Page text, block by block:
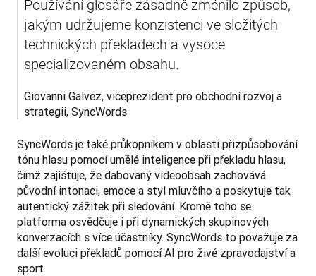
Používání glosáře zásadně změnilo způsob,
jakým udržujeme konzistenci ve složitých
technických překladech a vysoce
specializovaném obsahu.
Giovanni Galvez, viceprezident pro obchodní rozvoj a
strategii, SyncWords
SyncWords je také průkopníkem v oblasti přizpůsobování
tónu hlasu pomocí umělé inteligence při překladu hlasu,
čímž zajišťuje, že dabovaný videoobsah zachovává
původní intonaci, emoce a styl mluvčího a poskytuje tak
autentický zážitek při sledování. Kromě toho se
platforma osvědčuje i při dynamických skupinových
konverzacích s více účastníky. SyncWords to považuje za
další evoluci překladů pomocí AI pro živé zpravodajství a
sport.